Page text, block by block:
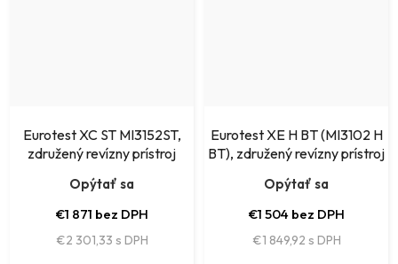
Eurotest XC ST MI3152ST,
združený revízny prístroj
Opýtať sa
€1 871 bez DPH
€2 301,33
Eurotest XE H BT (MI3102 H
BT), združený revízny prístroj
Opýtať sa
€1 504 bez DPH
€1 849,92